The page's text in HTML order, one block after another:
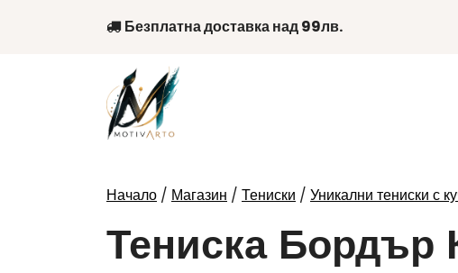
Безплатна доставка над 99лв.
Начало / Магазин / Тениски / Уникални тениски с
Тениска Бордър